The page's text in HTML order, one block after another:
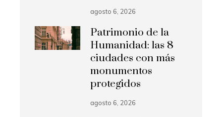
agosto 6, 2026
Patrimonio de la
Humanidad: las 8
ciudades con más
monumentos
protegidos
agosto 6, 2026